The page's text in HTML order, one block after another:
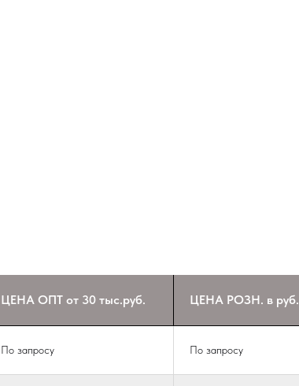
ЦЕНА ОПТ от 30 тыс.руб. ЦЕНА РОЗН. в руб.
По запросу По запросу